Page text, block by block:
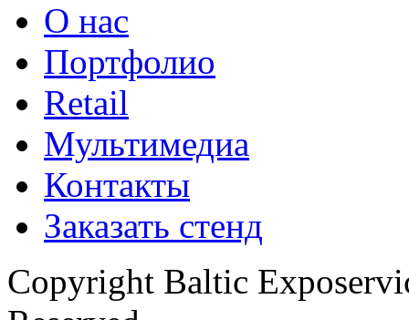
О нас
Портфолио
Retail
Мультимедиа
Контакты
Заказать стенд
Copyright Baltic